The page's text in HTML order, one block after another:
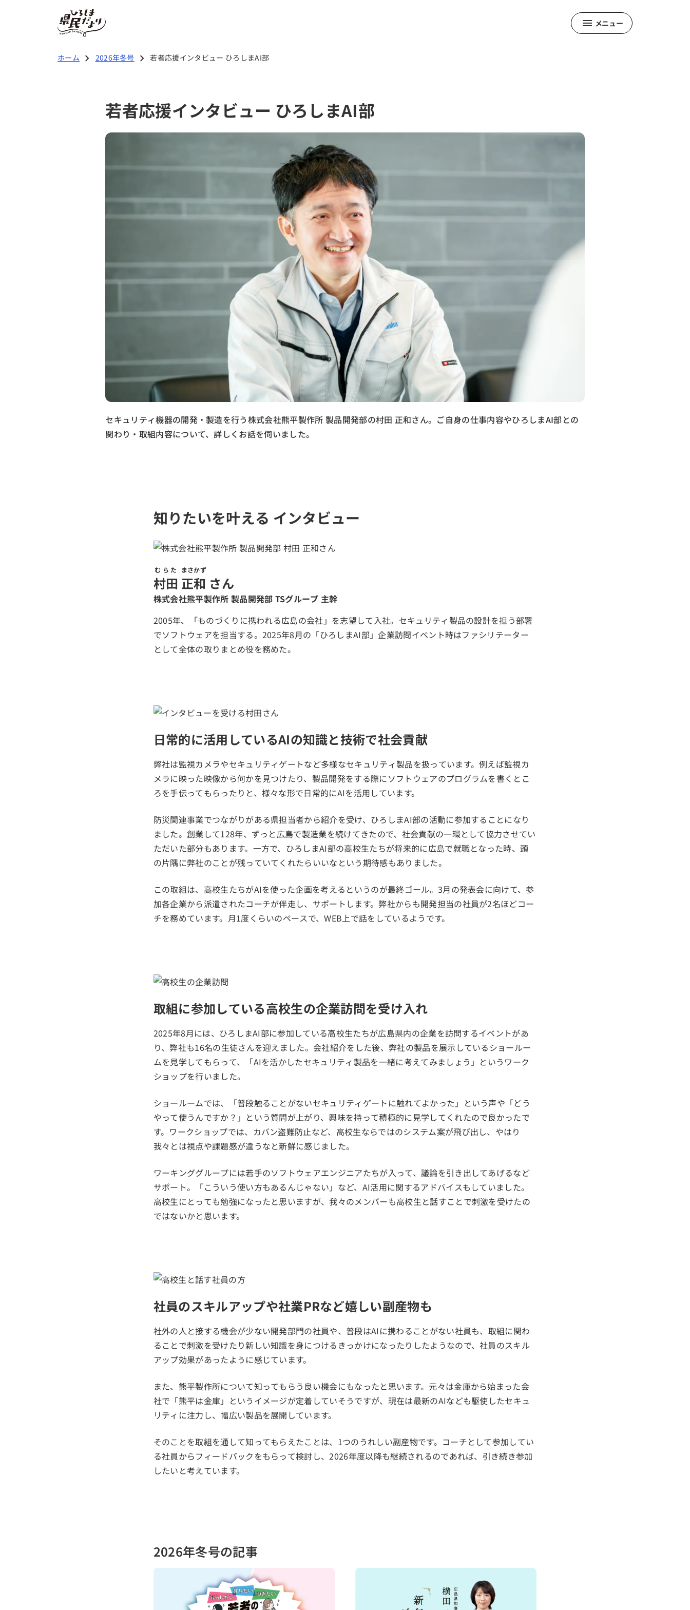
メニュー
2026年冬号の記事
広島県知事より新年のご挨拶
若者応援インタビュー La Lab
若者応援インタビュー 新規就農支援
冬号のお知らせ
音声版
点字版
ホーム chevron_right 2026年冬号 chevron_right 若者応援インタビュー ひろしまAI部
若者応援インタビュー ひろしまAI部
セキュリティ機器の開発・製造を行う株式会社熊平製作所 製品開発部の村田 正和さん。ご自身の仕事内容やひろしまAI部との
関わり・取組内容について、詳しくお話を伺いました。
知りたいを叶える インタビュー
村田
むらた
正和
まさかず
さん
株式会社熊平製作所 製品開発部 TSグループ 主幹
2005年、「ものづくりに携われる広島の会社」を志望して入社。セキュリティ製品の設計を担う部署
でソフトウェアを担当する。2025年8月の「ひろしまAI部」企業訪問イベント時はファシリテーター
として全体の取りまとめ役を務めた。
日常的に活用しているAIの知識と技術で社会貢献
弊社は監視カメラやセキュリティゲートなど多様なセキュリティ製品を扱っています。例えば監視カ
メラに映った映像から何かを見つけたり、製品開発をする際にソフトウェアのプログラムを書くとこ
ろを手伝ってもらったりと、様々な形で日常的にAIを活用しています。
防災関連事業でつながりがある県担当者から紹介を受け、ひろしまAI部の活動に参加することになり
ました。創業して128年、ずっと広島で製造業を続けてきたので、社会貢献の一環として協力させてい
ただいた部分もあります。一方で、ひろしまAI部の高校生たちが将来的に広島で就職となった時、頭
の片隅に弊社のことが残っていてくれたらいいなという期待感もありました。
この取組は、高校生たちがAIを使った企画を考えるというのが最終ゴール。3月の発表会に向けて、参
加各企業から派遣されたコーチが伴走し、サポートします。弊社からも開発担当の社員が2名ほどコー
チを務めています。月1度くらいのペースで、WEB上で話をしているようです。
取組に参加している高校生の企業訪問を受け入れ
2025年8月には、ひろしまAI部に参加している高校生たちが広島県内の企業を訪問するイベントがあ
り、弊社も16名の生徒さんを迎えました。会社紹介をした後、弊社の製品を展示しているショールー
ムを見学してもらって、「AIを活かしたセキュリティ製品を一緒に考えてみましょう」というワーク
ショップを行いました。
ショールームでは、「普段触ることがないセキュリティゲートに触れてよかった」という声や「どう
やって使うんですか？」という質問が上がり、興味を持って積極的に見学してくれたので良かったで
す。ワークショップでは、カバン盗難防止など、高校生ならではのシステム案が飛び出し、やはり
我々とは視点や課題感が違うなと新鮮に感じました。
ワーキンググループには若手のソフトウェアエンジニアたちが入って、議論を引き出してあげるなど
サポート。「こういう使い方もあるんじゃない」など、AI活用に関するアドバイスもしていました。
高校生にとっても勉強になったと思いますが、我々のメンバーも高校生と話すことで刺激を受けたの
ではないかと思います。
社員のスキルアップや社業PRなど嬉しい副産物も
社外の人と接する機会が少ない開発部門の社員や、普段はAIに携わることがない社員も、取組に関わ
ることで刺激を受けたり新しい知識を身につけるきっかけになったりしたようなので、社員のスキル
アップ効果があったように感じています。
また、熊平製作所について知ってもらう良い機会にもなったと思います。元々は金庫から始まった会
社で「熊平は金庫」というイメージが定着していそうですが、現在は最新のAIなども駆使したセキュ
リティに注力し、幅広い製品を展開しています。
そのことを取組を通して知ってもらえたことは、1つのうれしい副産物です。コーチとして参加してい
る社員からフィードバックをもらって検討し、2026年度以降も継続されるのであれば、引き続き参加
したいと考えています。
2026年冬号の記事